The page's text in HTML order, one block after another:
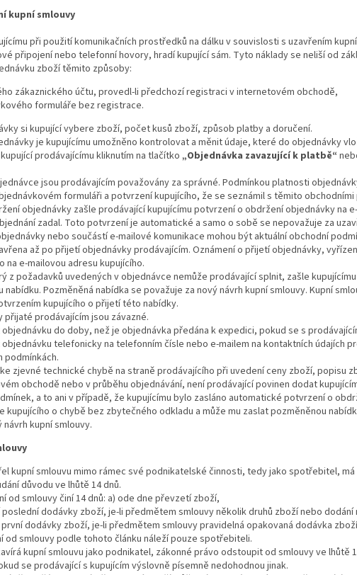
kupní smlouvy
při použití komunikačních prostředků na dálku v souvislosti s uzavřením
připojení nebo telefonní hovory, hradí kupující sám. Tyto náklady se neliší od
zboží těmito způsoby:
zákaznického účtu, provedl-li předchozí registraci v internetovém obchodě,
formuláře bez registrace.
si kupující vybere zboží, počet kusů zboží, způsob platby a doručení.
je kupujícímu umožněno kontrolovat a měnit údaje, které do objednávky
prodávajícímu kliknutím na tlačítko „Objednávka zavazující k platbě“
jsou prodávajícím považovány za správné. Podmínkou platnosti
formuláři a potvrzení kupujícího, že se seznámil s těmito obchodními
objednávky zašle prodávající kupujícímu potvrzení o obdržení objednávky na
zadal. Toto potvrzení je automatické a samo o sobě se nepovažuje za
nebo součástí e-mailové komunikace mohou být aktuální obchodní
až po přijetí objednávky prodávajícím. Oznámení o přijetí objednávky,
na e-mailovou adresu kupujícího.
z požadavků uvedených v objednávce nemůže prodávající splnit, zašle
nabídku. Pozměněná nabídka se považuje za nový návrh kupní smlouvy. Kupní
kupujícího o přijetí této nabídky.
přijaté prodávajícím jsou závazné.
do doby, než je objednávka předána k expedici, pokud se s
telefonicky na telefonním čísle nebo e-mailem na kontaktních údajích
podmínkách.
zjevné technické chybě na straně prodávajícího při uvedení ceny zboží, popisu
obchodě nebo v průběhu objednávání, není prodávající povinen dodat
a to ani v případě, že kupujícímu bylo zasláno automatické potvrzení o
kupujícího o chybě bez zbytečného odkladu a může mu zaslat pozměněnou
kupní smlouvy.
kupní smlouvu mimo rámec své podnikatelské činnosti, tedy jako spotřebitel,
důvodu ve lhůtě 14 dnů.
od smlouvy činí 14 dnů: a) ode dne převzetí zboží,
dodávky zboží, je-li předmětem smlouvy několik druhů zboží nebo dodání
dodávky zboží, je-li předmětem smlouvy pravidelná opakovaná dodávka
od smlouvy podle tohoto článku náleží pouze spotřebiteli.
kupní smlouvu jako podnikatel, zákonné právo odstoupit od smlouvy ve lhůtě
se prodávající s kupujícím výslovně písemně nedohodnou jinak.